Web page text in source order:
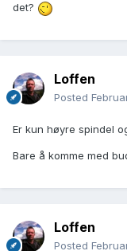
det?
Loffen
Posted
Er kun høyre spindel
Bare å komme med
Loffen
Posted